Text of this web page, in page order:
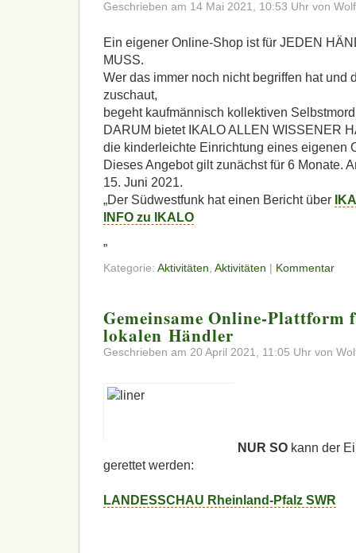
Geschrieben am 14 Mai 2021, 10:53 Uhr von
Ein eigener Online-Shop ist für JEDEN
MUSS.
Wer das immer noch nicht begriffen hat und
zuschaut,
begeht kaufmännisch kollektiven
DARUM bietet IKALOALLEN WISSENER
die kinderleichte Einrichtung eines eigenen
Dieses Angebot gilt zunächst für 6 Monate.
15. Juni 2021.
„Der Südwestfunk hat einen Bericht über
INFO zu
IKALO
„
Kategorie: Aktivitäten, Aktivitäten | Kommentar
Gemeinsame Online-Plattform
lokalen Händler
Geschrieben am 20 April 2021, 11:05 Uhr von
NUR SO kann der
gerettet werden:
LANDESSCHAU Rheinland-Pfalz SWR